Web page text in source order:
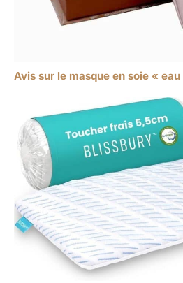
Avis sur le masque en soie «